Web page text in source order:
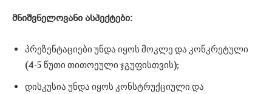
მნიშვნელოვანი ასპექტები:
პრეზენტაციები უნდა იყოს მოკლე და კონკრეტული
(4-5 წუთი თითოეული ჯგუფისთვის);
დისკუსია უნდა იყოს კონსტრუქციული და